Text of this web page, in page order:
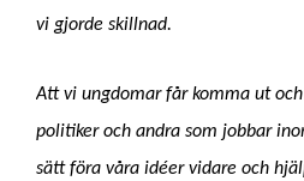
vi gjorde skillnad.
Att vi ungdomar får komma ut
politiker och andra som jobbar
sätt föra våra idéer vidare och